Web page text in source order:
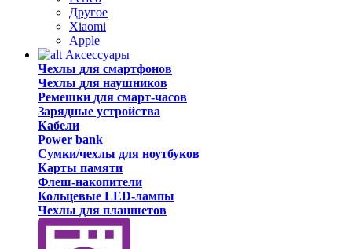
Другое
Xiaomi
Apple
Аксессуары
Чехлы для смартфонов
Чехлы для наушников
Ремешки для смарт-часов
Зарядные устройства
Кабели
Power bank
Сумки/чехлы для ноутбуков
Карты памяти
Флеш-накопители
Кольцевые LED-лампы
Чехлы для планшетов